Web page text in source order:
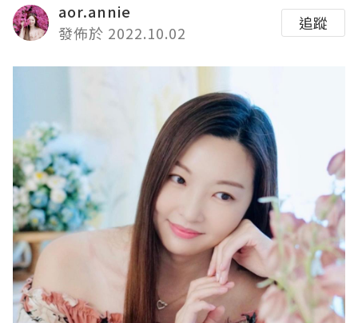
aor.annie
發佈於 2022.10.02
追蹤